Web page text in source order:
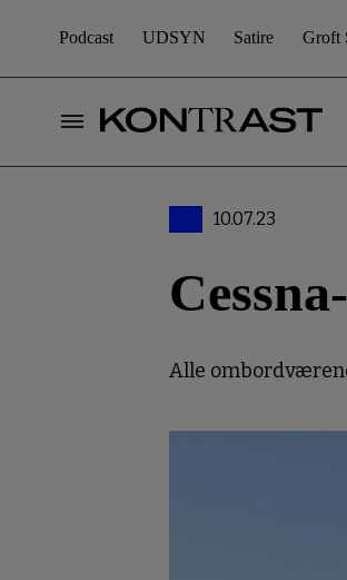
Podcast UDSYN Satire Groft
10.07.23
Alle